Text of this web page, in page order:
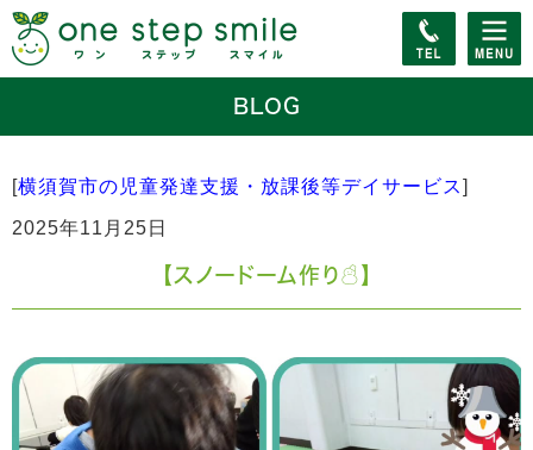
BLOG
[横須賀市の児童発達支援・放課後等デイサービス]
2025年11月25日
【スノードーム作り☃️】